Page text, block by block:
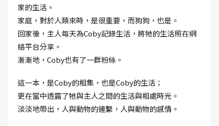
家的生活。
家庭，對於人類來時，是很重要，而狗狗，也是。
回家後，主人每天為Coby記錄生活，將牠的生活照在網
絡平台分享。
漸漸地，Coby也有了一群粉絲。
這一本，是Coby的相集，也是Coby的生活；
更在當中透露了牠與主人之間的生活與相處時光。
淡淡地帶出，人與動物的連繫，人與動物的感情。